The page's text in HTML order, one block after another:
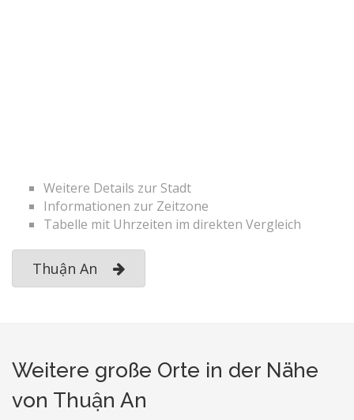
Weitere Details zur Stadt
Informationen zur Zeitzone
Tabelle mit Uhrzeiten im direkten Vergleich
Thuận An
Weitere große Orte in der Nähe
von Thuận An